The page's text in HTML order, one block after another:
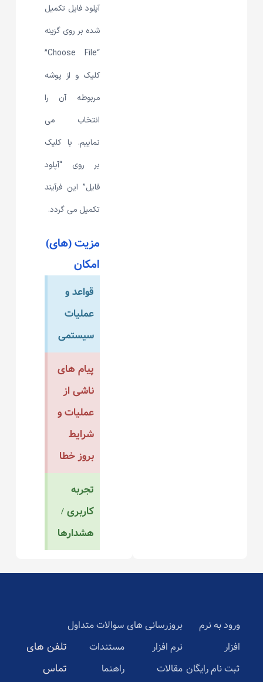
آپلود فایل تکمیل
شده بر روی گزینه
“Choose File”
کلیک و از پوشه
مربوطه آن را
انتخاب می
نماییم. با کلیک
بر روی “آپلود
فایل” این فرآیند
تکمیل می گردد.
مزیت (های)
امکان
قواعد و
عملیات
سیستمی
پیام های
ناشی از
عملیات و
شرایط
بروز خطا
تجربه
کاربری /
هشدارها
ورود به نرم
افزار
ثبت نام رایگان
بروزرسانی های
نرم افزار
مقالات
سوالات متداول
مستندات
راهنما
تلفن های
تماس